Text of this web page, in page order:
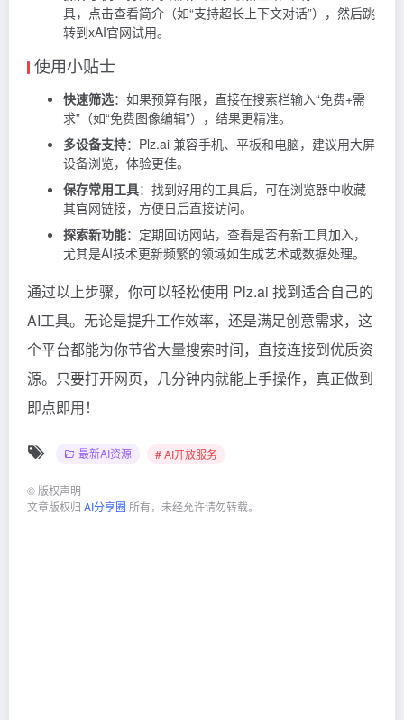
具，点击查看简介（如“支持超长上下文对话”），然后跳
转到xAI官网试用。
使用小贴士
快速筛选：如果预算有限，直接在搜索栏输入“免费+需
求”（如“免费图像编辑”），结果更精准。
多设备支持：Plz.ai 兼容手机、平板和电脑，建议用大屏
设备浏览，体验更佳。
保存常用工具：找到好用的工具后，可在浏览器中收藏
其官网链接，方便日后直接访问。
探索新功能：定期回访网站，查看是否有新工具加入，
尤其是AI技术更新频繁的领域如生成艺术或数据处理。
通过以上步骤，你可以轻松使用 Plz.ai 找到适合自己的
AI工具。无论是提升工作效率，还是满足创意需求，这
个平台都能为你节省大量搜索时间，直接连接到优质资
源。只要打开网页，几分钟内就能上手操作，真正做到
即点即用！
最新AI资源 # AI开放服务
© 版权声明
文章版权归 AI分享圈 所有，未经允许请勿转载。